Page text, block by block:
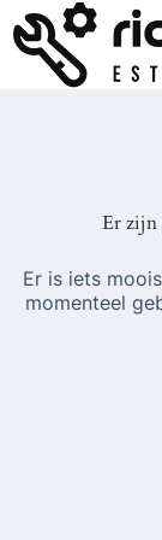
naar
de
inhoud
Er zijn
Er is iets
momenteel